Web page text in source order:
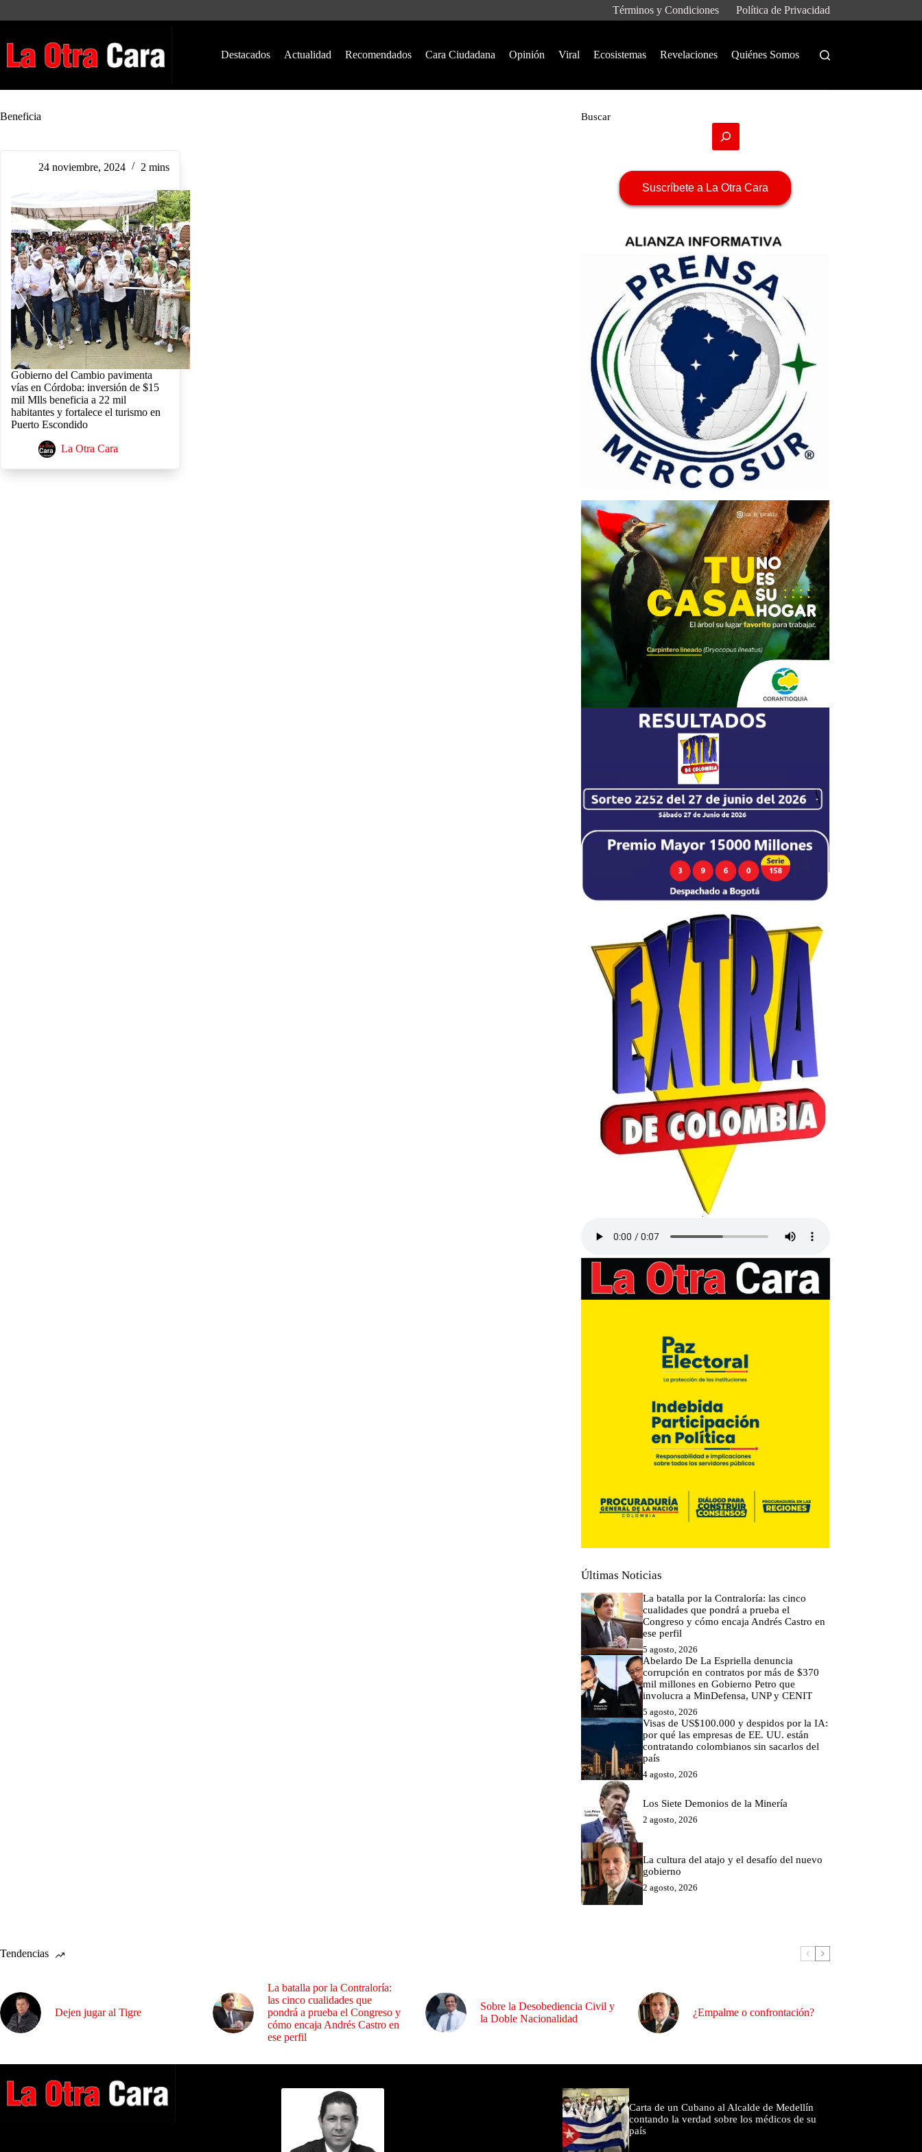
Términos y Condiciones Política de Privacidad
Destacados Actualidad Recomendados Cara Ciudadana Opinión Viral Ecosistemas Revelaciones Quiénes Somos
Beneficia
24 noviembre, 2024 2 mins
Gobierno del Cambio pavimenta
vías en Córdoba: inversión de $15
mil Mlls beneficia a 22 mil
habitantes y fortalece el turismo en
Puerto Escondido
La Otra Cara
Buscar
Suscríbete a La Otra Cara
Últimas Noticias
La batalla por la Contraloría: las cinco
cualidades que pondrá a prueba el
Congreso y cómo encaja Andrés Castro en
ese perfil
5 agosto, 2026
Abelardo De La Espriella denuncia
corrupción en contratos por más de $370
mil millones en Gobierno Petro que
involucra a MinDefensa, UNP y CENIT
5 agosto, 2026
Visas de US$100.000 y despidos por la IA:
por qué las empresas de EE. UU. están
contratando colombianos sin sacarlos del
país
4 agosto, 2026
Los Siete Demonios de la Minería
2 agosto, 2026
La cultura del atajo y el desafío del nuevo
gobierno
2 agosto, 2026
Tendencias
Dejen jugar al Tigre
La batalla por la Contraloría:
las cinco cualidades que
pondrá a prueba el Congreso y
cómo encaja Andrés Castro en
ese perfil
Sobre la Desobediencia Civil y
la Doble Nacionalidad
¿Empalme o confrontación?
Carta de un Cubano al Alcalde de Medellín
contando la verdad sobre los médicos de su
país